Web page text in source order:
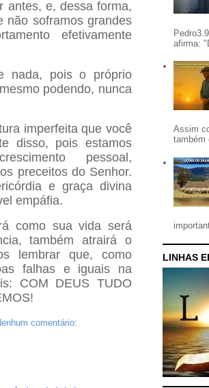
antes, e, dessa forma,
não soframos grandes
efetivamente
nada, pois o próprio
podendo, nunca
imperfeita que você
disso, pois estamos
pessoal,
preceitos do Senhor.
e graça divina
empáfia.
como sua vida será
também atrairá o
lembrar que, como
falhas e iguais na
COM DEUS TUDO
comentário:
afirma:
Assim
também
LINHAS